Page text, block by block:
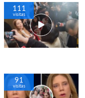
111
visitas
91
visitas